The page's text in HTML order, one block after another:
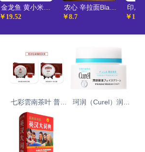
￥19.52
￥8.7
￥
七彩雲南茶叶 普洱
茶 熟茶 瑞贡春 茶
叶礼盒 357g 送礼
珂润（Curel）润浸